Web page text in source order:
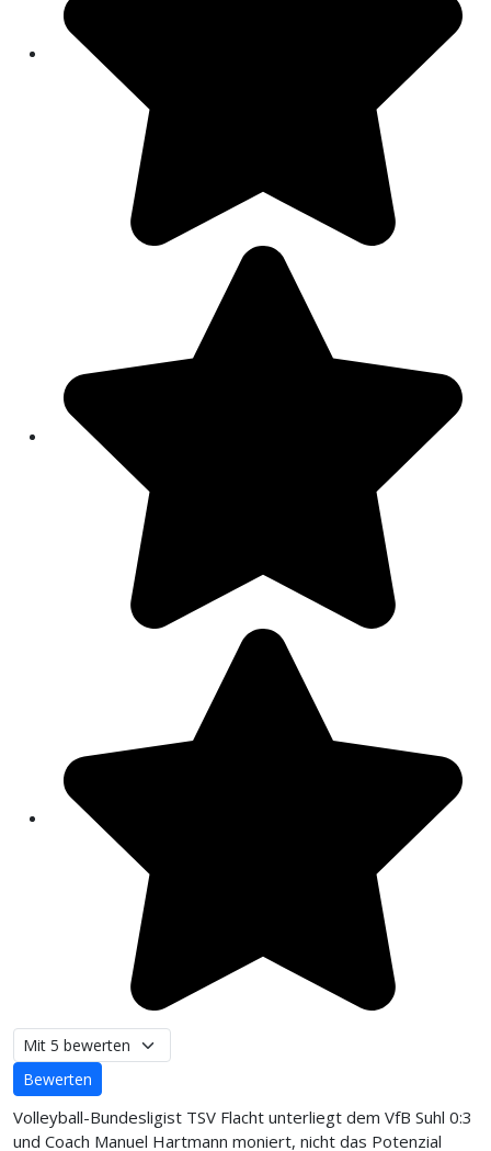
Bitte bewerten
Volleyball-Bundesligist TSV Flacht unterliegt dem VfB Suhl 0:3
und Coach Manuel Hartmann moniert, nicht das Potenzial